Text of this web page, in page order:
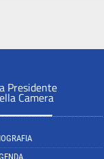
Presidente
Camera